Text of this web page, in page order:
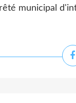
municipal